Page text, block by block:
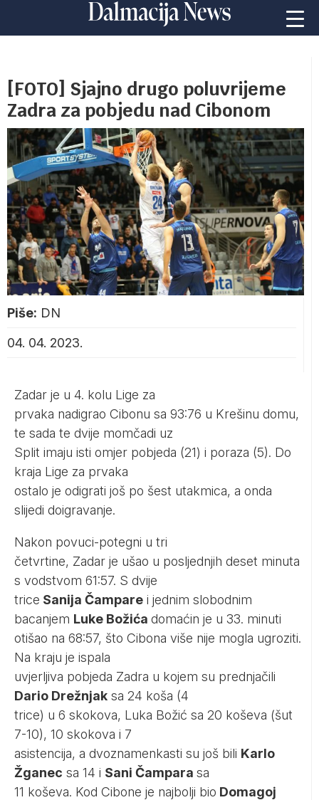
[FOTO] Sjajno drugo poluvrijeme
Zadra za pobjedu nad Cibonom
Piše: DN
04. 04. 2023.
Zadar je u 4. kolu Lige za
prvaka nadigrao Cibonu sa 93:76 u Krešinu domu,
te sada te dvije momčadi uz
Split imaju isti omjer pobjeda (21) i poraza (5). Do
kraja Lige za prvaka
ostalo je odigrati još po šest utakmica, a onda
slijedi doigravanje.
Nakon povuci-potegni u tri
četvrtine, Zadar je ušao u posljednjih deset minuta
s vodstvom 61:57. S dvije
trice Sanija Čampare i jednim slobodnim
bacanjem Luke Božića domaćin je u 33. minuti
otišao na 68:57, što Cibona više nije mogla ugroziti.
Na kraju je ispala
uvjerljiva pobjeda Zadra u kojem su prednjačili
Dario Drežnjak sa 24 koša (4
trice) u 6 skokova, Luka Božić sa 20 koševa (šut
7-10), 10 skokova i 7
asistencija, a dvoznamenkasti su još bili Karlo
Žganec sa 14 i Sani Čampara sa
11 koševa. Kod Cibone je najbolji bio Domagoj